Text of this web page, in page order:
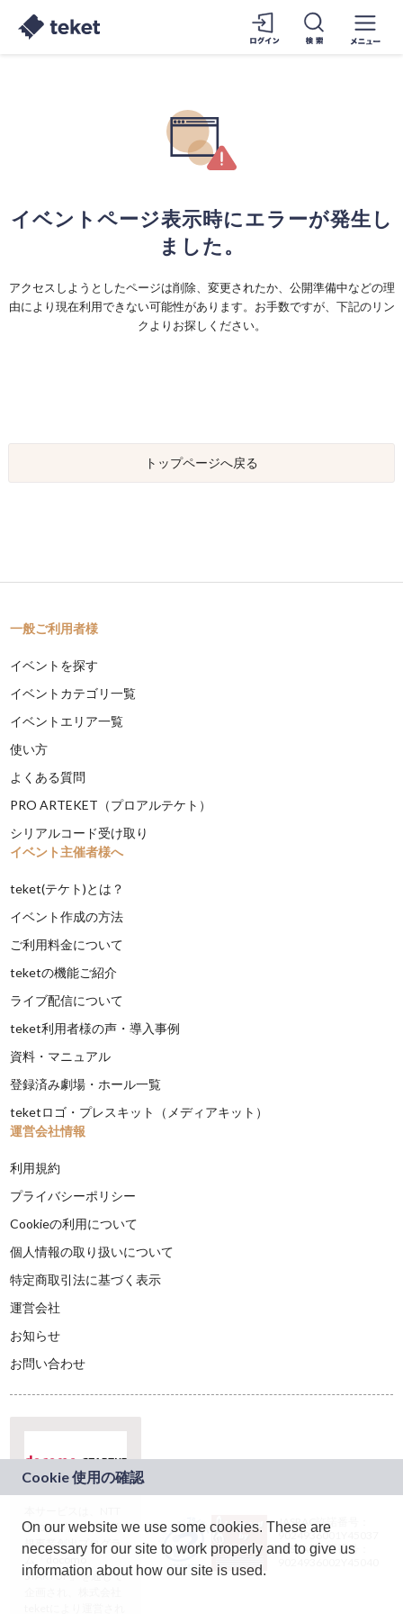
イベントページ表示時にエラーが発生し
ました。
アクセスしようとしたページは削除、変更されたか、公開準備中などの理
由により現在利用できない可能性があります。お手数ですが、下記のリン
クよりお探しください。
トップページへ戻る
一般ご利用者様
イベントを探す
イベントカテゴリ一覧
イベントエリア一覧
使い方
よくある質問
PRO ARTEKET（プロアルテケト）
シリアルコード受け取り
イベント主催者様へ
teket(テケト)とは？
イベント作成の方法
ご利用料金について
teketの機能ご紹介
ライブ配信について
teket利用者様の声・導入事例
資料・マニュアル
登録済み劇場・ホール一覧
teketロゴ・プレスキット（メディアキット）
運営会社情報
利用規約
プライバシーポリシー
Cookieの利用について
個人情報の取り扱いについて
特定商取引法に基づく表示
運営会社
お知らせ
お問い合わせ
ドコモグループの新
規事業創出プログラ
ム「docomo
STARTUP」を通じて
JASRAC許諾番号：
9024936001Y45037
JASRAC許諾番号：
On our website we use some cookies. These are
necessary for our site to work properly and to give us
information about how our site is used.